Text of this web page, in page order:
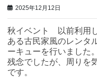
2025年12月12日
秋イベント 以前利用
ある古民家風のレンタ
ーキューを行いました
残念でしたが、周りを
です。